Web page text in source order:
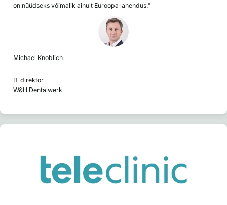
on nüüdseks võimalik ainult Euroopa lahendus."
Michael Knoblich
IT direktor
W&H Dentalwerk